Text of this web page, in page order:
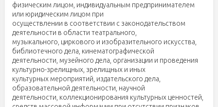
физическим лицом, индивидуальным предпринимателем
или юридическим лицом при
осуществлении в соответствии с законодательством
деятельности в области театрального,
музыкального, циркового и изобразительного искусства,
библиотечного дела, кинематографической
деятельности, музейного дела, организации и проведения
культурно-зрелищных, зрелищных и иных
культурных мероприятий, издательского дела,
образовательной деятельности, научной
деятельности, коллекционирования культурных ценностей,